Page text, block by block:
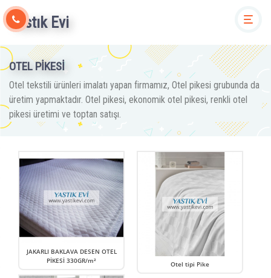
Yastık Evi
OTEL PİKESİ
Otel tekstili ürünleri imalatı yapan firmamız, Otel pikesi grubunda da
üretim yapmaktadır. Otel pikesi, ekonomik otel pikesi, renkli otel
pikesi üretimi ve toptan satışı.
JAKARLI BAKLAVA DESEN OTEL
PİKESİ 330GR/m²
Otel tipi Pike